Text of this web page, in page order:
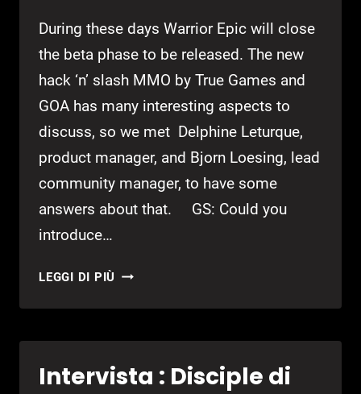
During these days Warrior Epic will close
the beta phase to be released. The new
hack ‘n’ slash MMO by True Games and
GOA has many interesting aspects to
discuss, so we met Delphine Leturque,
product manager, and Bjorn Loesing, lead
community manager, to have some
answers about that. GS: Could you
introduce…
LEGGI DI PIÙ INTERVISTA:
EPIC
Intervista : Disciple di